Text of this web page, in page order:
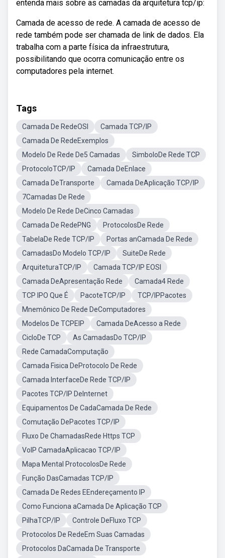
entenda mais sobre as camadas da arquitetura tcp/ip:
Camada de acesso de rede. A camada de acesso de
rede também pode ser chamada de link de dados. Ela
trabalha com a parte física da infraestrutura,
possibilitando que ocorra comunicação entre os
computadores pela internet.
Tags
Camada De RedeOSI
Camada TCP/IP
Camada De RedeExemplos
Modelo De Rede De5 Camadas
SimboloDe Rede TCP
ProtocoloTCP/IP
Camada DeEnlace
Camada DeTransporte
Camada DeAplicação TCP/IP
7Camadas De Rede
Modelo De Rede DeCinco Camadas
Camada De RedePNG
ProtocolosDe Rede
TabelaDe Rede TCP/IP
Portas anCamada De Rede
CamadasDo Modelo TCP/IP
SuiteDe Rede
ArquiteturaTCP/IP
Camada TCP/IP EOSI
Camada DeApresentação Rede
Camada4 Rede
TCP IPO Que É
PacoteTCP/IP
TCP/IPPacotes
Mnemônico De Rede DeComputadores
Modelos De TCPEIP
Camada DeAcesso a Rede
CicloDe TCP
As CamadasDo TCP/IP
Rede CamadaComputação
Camada Fisica DeProtocolo De Rede
Camada InterfaceDe Rede TCP/IP
Pacotes TCP/IP DeInternet
Equipamentos De CadaCamada De Rede
Comutação DePacotes TCP/IP
Fluxo De ChamadasRede Https TCP
VoIP CamadaAplicacao TCP/IP
Mapa Mental ProtocolosDe Rede
Função DasCamadas TCP/IP
Camada De Redes EEndereçamento IP
Como Funciona aCamada De Aplicação TCP
PilhaTCP/IP
Controle DeFluxo TCP
Protocolos De RedeEm Suas Camadas
Protocolos DaCamada De Transporte